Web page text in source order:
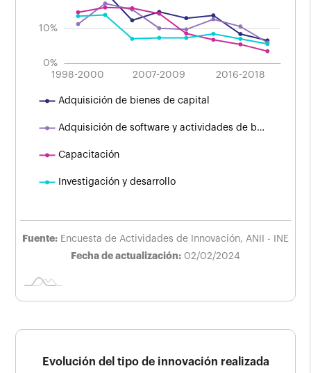
0%
10%
L
1998-2000
2004-2006
2010-2012 2016-2018
2007-2009
Adquisición de bienes de capital
Adquisición de software y actividades de b…
Capacitación
Investigación y desarrollo
Fuente: Encuesta de Actividades de Innovación, ANII - INE
Fecha de actualización: 02/02/2024
Evolución del tipo de innovación realizada